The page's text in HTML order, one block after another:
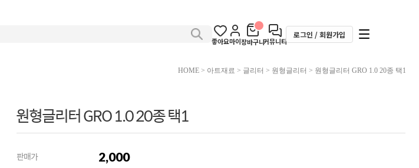
좋아요마이장바구니커뮤니티
로그인 / 회원가입
HOME> 아트재료 > 글리터 > 원형글리터 > 원형글리터 GRO 1.0 20종 택1
원형글리터 GRO 1.0 20종 택1
판매가 2,000